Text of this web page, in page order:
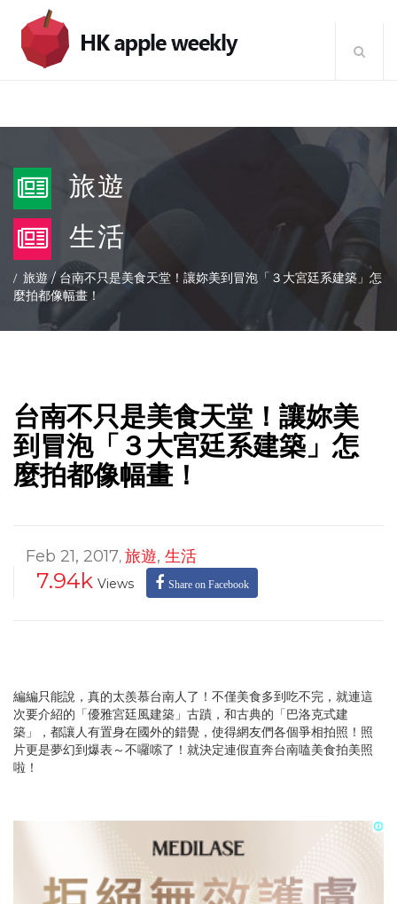
旅遊
生活
旅遊 /台南不只是美食天堂！讓妳美到冒泡「３大宮廷系建築」怎
麼拍都像幅畫！
台南不只是美食天堂！讓妳美
到冒泡「３大宮廷系建築」怎
麼拍都像幅畫！
Feb 21, 2017, 旅遊, 生活
7.94k Views Share on Facebook
編編只能說，真的太羨慕台南人了！不僅美食多到吃不完，就連這
次要介紹的「優雅宮廷風建築」古蹟，和古典的「巴洛克式建
築」，都讓人有置身在國外的錯覺，使得網友們各個爭相拍照！照
片更是夢幻到爆表～不囉嗦了！就決定連假直奔台南嗑美食拍美照
啦！